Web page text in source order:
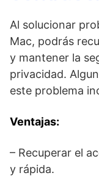
Al solucionar
Mac, podrás
y mantener la
privacidad.
este ‌problema
Ventajas:
– Recuperar el
y rápida.